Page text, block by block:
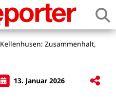
Kellenhusen: Zusammenhalt,
13. Januar 2026